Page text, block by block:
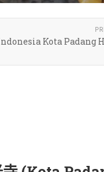
Kota Padang